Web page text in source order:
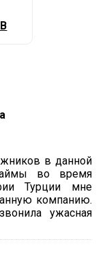
в данной
во время
Турции мне
компанию.
ужасная